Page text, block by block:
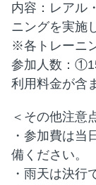
内容：レアル
ニングを実施
※各トレーニ
参加人数：
利用料金が含
＜その他注意
・参加費は当
備ください。
・雨天は決行